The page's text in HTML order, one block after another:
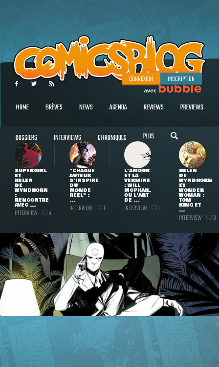
CONNEXION INSCRIPTION
HOME BRÈVES NEWS AGENDA REVIEWS PREVIEWS
DOSSIERS INTERVIEWS CHRONIQUES PLUS
SUPERGIRL
ET
HELEN
DE
WYNDHORN
:
RENCONTRE
AVEC ...
INTERVIEW 4
"CHAQUE
AUTEUR
S'INSPIRE
DU
MONDE
RÉEL" :
...
INTERVIEW 1
L'AMOUR
ET LA
VERMINE
: WILL
MCPHAIL,
OU L'ART
DE ...
INTERVIEW 1
HELEN
DE
WYNDHORN
ET
WONDER
WOMAN :
TOM
KING ET
...
INTERVIEW 3